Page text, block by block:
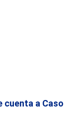
cuenta a Caso